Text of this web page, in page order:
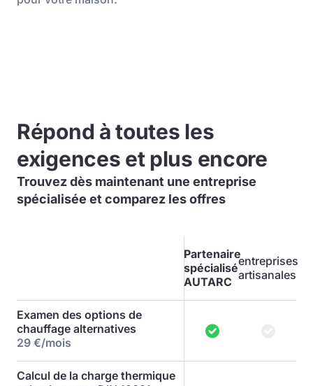
Répond à toutes les
exigences et plus encore
Trouvez dès maintenant une entreprise
spécialisée et comparez les offres
Partenaire
spécialisé
AUTARC
entreprises
artisanales
Examen des options de
chauffage alternatives
29 €/mois
Calcul de la charge thermique